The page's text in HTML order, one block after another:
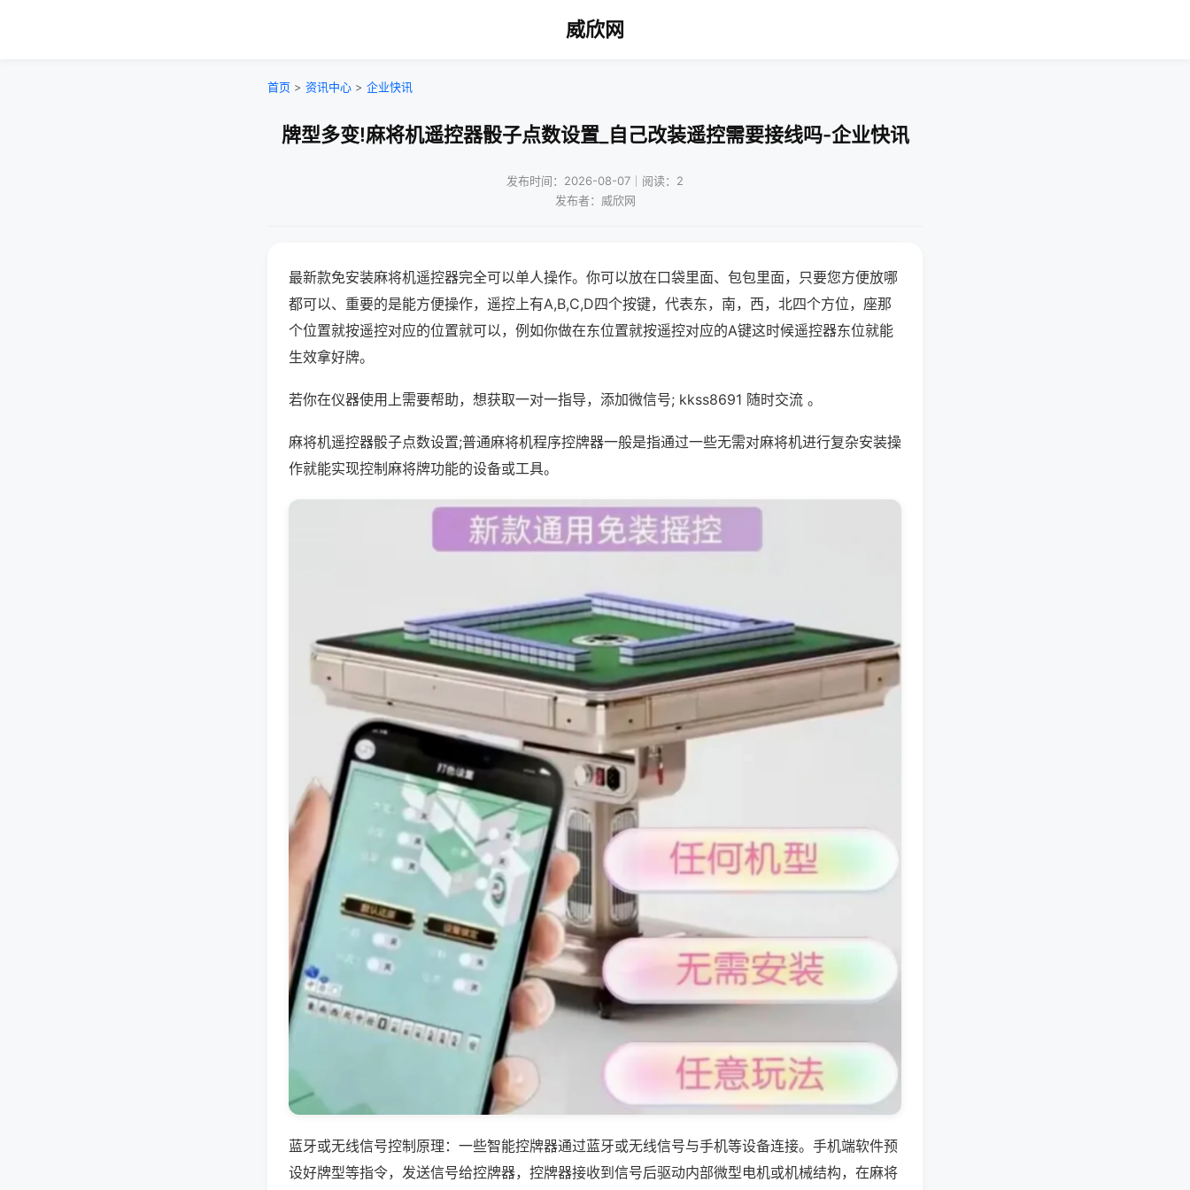
威欣网
首页 > 资讯中心 > 企业快讯
牌型多变!麻将机遥控器骰子点数设置_自己改装遥控需要接线吗-企业快讯
发布时间：2026-08-07｜阅读：2
发布者：威欣网
最新款免安装麻将机遥控器完全可以单人操作。你可以放在口袋里面、包包里面，只要您方便放哪
都可以、重要的是能方便操作，遥控上有A,B,C,D四个按键，代表东，南，西，北四个方位，座那
个位置就按遥控对应的位置就可以，例如你做在东位置就按遥控对应的A键这时候遥控器东位就能
生效拿好牌。
若你在仪器使用上需要帮助，想获取一对一指导，添加微信号; kkss8691 随时交流 。
麻将机遥控器骰子点数设置;普通麻将机程序控牌器一般是指通过一些无需对麻将机进行复杂安装操
作就能实现控制麻将牌功能的设备或工具。
蓝牙或无线信号控制原理：一些智能控牌器通过蓝牙或无线信号与手机等设备连接。手机端软件预
设好牌型等指令，发送信号给控牌器，控牌器接收到信号后驱动内部微型电机或机械结构，在麻将